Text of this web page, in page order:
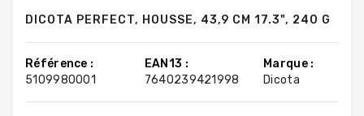
DICOTA PERFECT, HOUSSE, 43,9 CM 17.3", 240 G
Référence :
5109980001
EAN13 :
7640239421998
Marque :
Dicota